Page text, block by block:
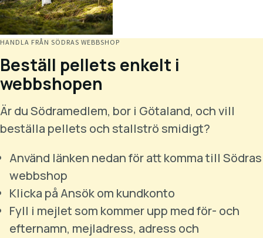
HANDLA FRÅN SÖDRAS WEBBSHOP
Beställ pellets enkelt i
webbshopen
Är du Södramedlem, bor i Götaland, och vill
beställa pellets och stallströ smidigt?
Använd länken nedan för att komma till Södras
webbshop
Klicka på Ansök om kundkonto
Fyll i mejlet som kommer upp med för- och
efternamn, mejladress, adress och